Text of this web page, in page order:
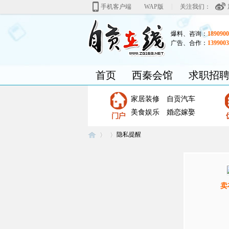
手机客户端 WAP版 关注我们：
爆料、咨询：
广告、合作：
首页 西秦会馆 求职招聘
家居装修
自贡汽车
美食娱乐
婚恋嫁娶
隐私提醒
卖